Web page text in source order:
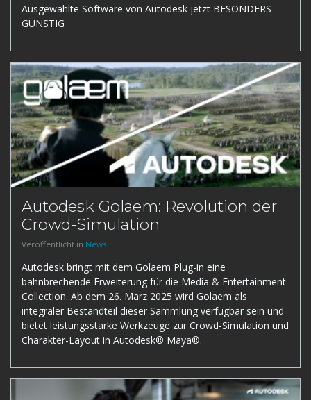
Ausgewählte Software von Autodesk jetzt BESONDERS
GÜNSTIG
Autodesk Golaem: Revolution der
Crowd-Simulation
Veröffentlicht in News
Autodesk bringt mit dem Golaem Plug-in eine
bahnbrechende Erweiterung für die Media & Entertainment
Collection. Ab dem 26. März 2025 wird Golaem als
integraler Bestandteil dieser Sammlung verfügbar sein und
bietet leistungsstarke Werkzeuge zur Crowd-Simulation und
Charakter-Layout in Autodesk® Maya®.